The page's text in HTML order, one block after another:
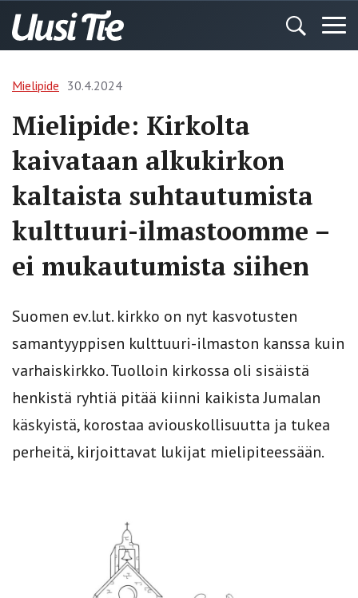
Mielipide 30.4.2024
Mielipide: Kirkolta
kaivataan alkukirkon
kaltaista suhtautumista
kulttuuri-ilmastoomme –
ei mukautumista siihen
Suomen ev.lut. kirkko on nyt kasvotusten
samantyyppisen kulttuuri-ilmaston kanssa kuin
varhaiskirkko. Tuolloin kirkossa oli sisäistä
henkistä ryhtiä pitää kiinni kaikista Jumalan
käskyistä, korostaa aviouskollisuutta ja tukea
perheitä, kirjoittavat lukijat mielipiteessään.